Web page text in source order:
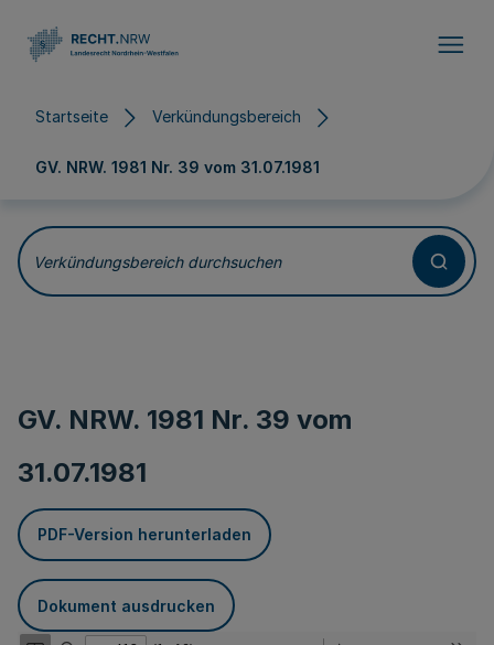
Startseite Verkündungsbereich
GV. NRW. 1981 Nr. 39 vom 31.07.1981
Verkündungsbereich durchsuchen
GV. NRW. 1981 Nr. 39 vom
31.07.1981
PDF-Version herunterladen
Dokument ausdrucken